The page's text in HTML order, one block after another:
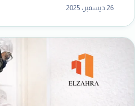
26 ديسمبر، 2025